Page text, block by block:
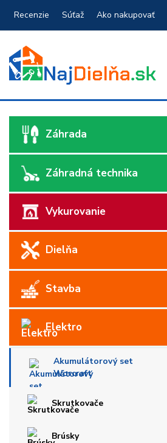
Recenzie Súťaž Ako nakupovať
Záhrada
Záhradná technika
Vykurovanie
Dielňa
Stavba
Elektro
Akumulátorový set
Worcraft
Skrutkovače
Brúsky